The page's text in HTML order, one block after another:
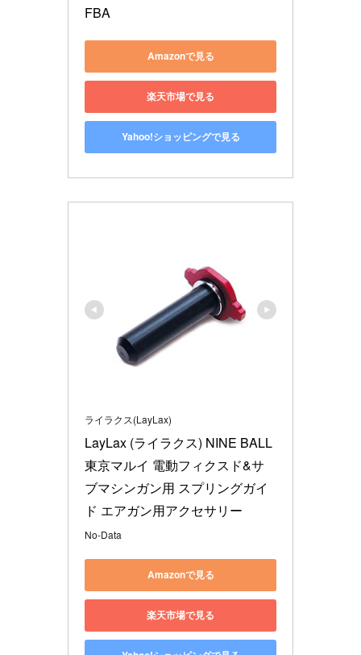
FBA
Amazonで見る
楽天市場で見る
Yahoo!ショッピングで見る
ライラクス(LayLax)
LayLax (ライラクス) NINE BALL
東京マルイ 電動フィクスド&サ
ブマシンガン用 スプリングガイ
ド エアガン用アクセサリー
No-Data
Amazonで見る
楽天市場で見る